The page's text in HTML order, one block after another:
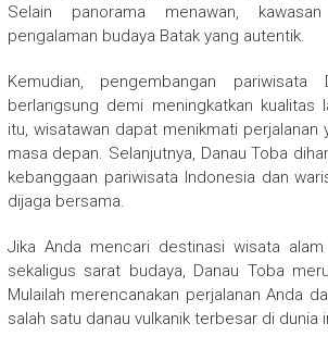
Selain panorama menawan,
pengalaman budaya Batak yang autentik.
Kemudian, pengembangan
berlangsung demi meningkatkan kualitas
itu, wisatawan dapat menikmati perjalanan
masa depan. Selanjutnya, Danau Toba
kebanggaan pariwisata Indonesia dan
dijaga bersama.
Jika Anda mencari destinasi wisata alam
sekaligus sarat budaya, Danau Toba
Mulailah merencanakan perjalanan Anda
salah satu danau vulkanik terbesar di dunia